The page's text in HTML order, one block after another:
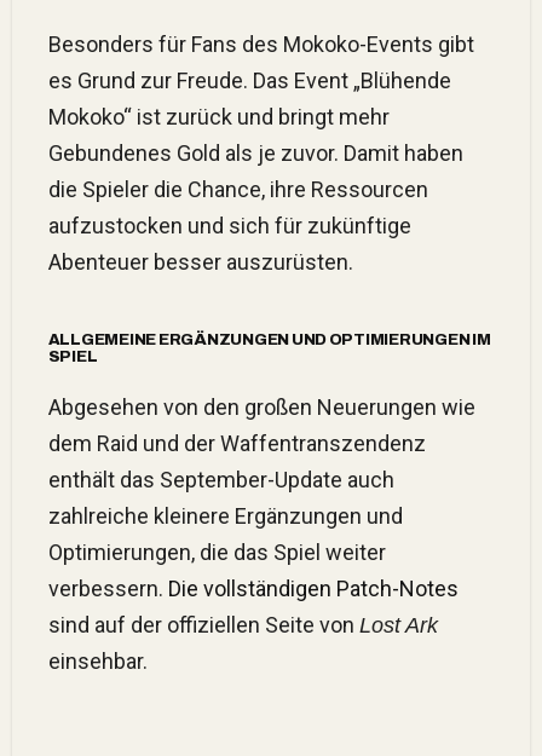
Besonders für Fans des Mokoko-Events gibt
es Grund zur Freude. Das Event „Blühende
Mokoko“ ist zurück und bringt mehr
Gebundenes Gold als je zuvor. Damit haben
die Spieler die Chance, ihre Ressourcen
aufzustocken und sich für zukünftige
Abenteuer besser auszurüsten.
ALLGEMEINE ERGÄNZUNGEN UND OPTIMIERUNGEN IM
SPIEL
Abgesehen von den großen Neuerungen wie
dem Raid und der Waffentranszendenz
enthält das September-Update auch
zahlreiche kleinere Ergänzungen und
Optimierungen, die das Spiel weiter
verbessern. Die vollständigen Patch-Notes
sind auf der offiziellen Seite von Lost Ark
einsehbar.